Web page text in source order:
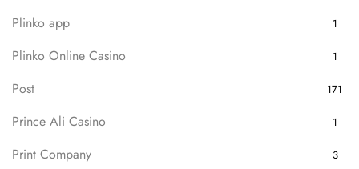
Plinko app 1
Plinko Online Casino 1
Post 171
Prince Ali Casino 1
Print Company 3